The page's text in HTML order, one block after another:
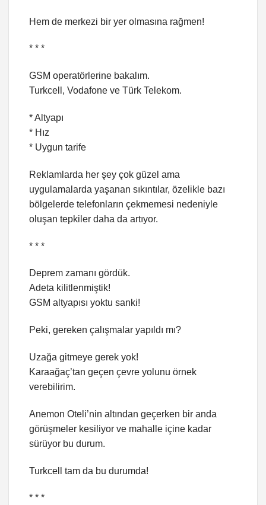
Hem de merkezi bir yer olmasına rağmen!
* * *
GSM operatörlerine bakalım.
Turkcell, Vodafone ve Türk Telekom.
* Altyapı
* Hız
* Uygun tarife
Reklamlarda her şey çok güzel ama
uygulamalarda yaşanan sıkıntılar, özelikle bazı
bölgelerde telefonların çekmemesi nedeniyle
oluşan tepkiler daha da artıyor.
* * *
Deprem zamanı gördük.
Adeta kilitlenmiştik!
GSM altyapısı yoktu sanki!
Peki, gereken çalışmalar yapıldı mı?
Uzağa gitmeye gerek yok!
Karaağaç’tan geçen çevre yolunu örnek
verebilirim.
Anemon Oteli’nin altından geçerken bir anda
görüşmeler kesiliyor ve mahalle içine kadar
sürüyor bu durum.
Turkcell tam da bu durumda!
* * *